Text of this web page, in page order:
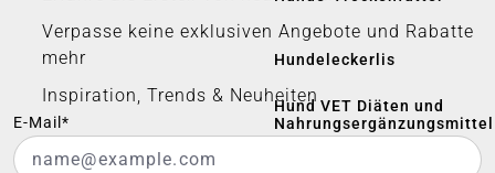
Hundeleckerlis
Hund VET Diäten und
Nahrungsergänzungsmittel
Verpasse keine exklusiven Angebote und Rabatte
mehr
Inspiration, Trends & Neuheiten
E-Mail*